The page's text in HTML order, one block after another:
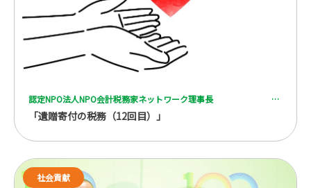
認定NPO法人NPO会計税務家ネットワーク理事長 一般社団法人 全国レガシーギフト協会理事 税理士 脇坂 誠也
「遺贈寄付の税務（12回目）」
社会貢献